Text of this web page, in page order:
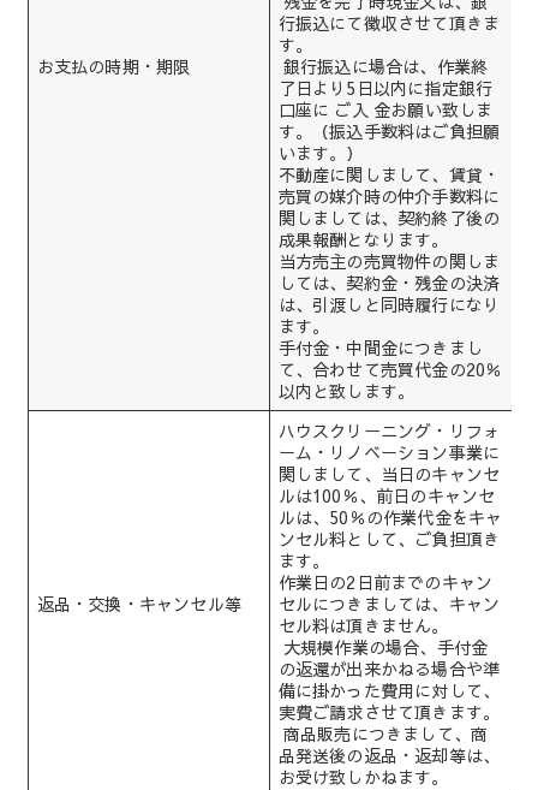
お支払の時期・期限
行振込にて徴収させて頂きま
す。
銀行振込に場合は、作業終
了日より5日以内に指定銀行
口座に ご入 金お願い致しま
す。（振込手数料はご負担願
います。）
不動産に関しまして、賃貸・
売買の媒介時の仲介手数料に
関しましては、契約終了後の
成果報酬となります。
当方売主の売買物件の関しま
しては、契約金・残金の決済
は、引渡しと同時履行になり
ます。
手付金・中間金につきまし
て、合わせて売買代金の20％
以内と致します。
返品・交換・キャンセル等
ハウスクリーニング・リフォ
ーム・リノベーション事業に
関しまして、当日のキャンセ
ルは100％、前日のキャンセ
ルは、50％の作業代金をキャ
ンセル料として、ご負担頂き
ます。
作業日の2日前までのキャン
セルにつきましては、キャン
セル料は頂きません。
大規模作業の場合、手付金
の返還が出来かねる場合や準
備に掛かった費用に対して、
実費ご請求させて頂きます。
商品販売につきまして、商
品発送後の返品・返却等は、
お受け致しかねます。